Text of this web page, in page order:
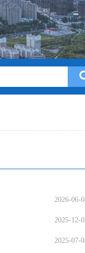
2026-06-
2025-12-
2025-07-